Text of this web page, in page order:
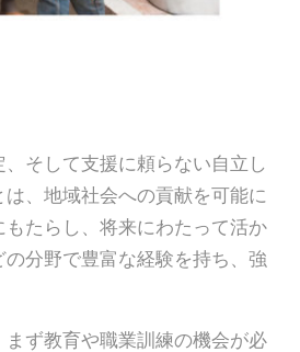
そして支援に頼らない自立し
、地域社会への貢献を可能に
たらし、将来にわたって活か
分野で豊富な経験を持ち、強
ず教育や職業訓練の機会が必